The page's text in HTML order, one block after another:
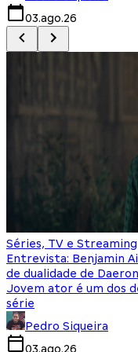
03.ago.26
Séries, TV e Streaming
Entrevista: Benjamin
de dualidade de
Jovem ator é um dos
série
Pedro Siqueira
03.ago.26